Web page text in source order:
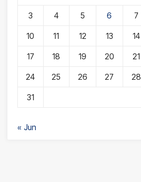
3 4 5 6 7
10 11 12 13 14
17 18 19 20 21
24 25 26 27 28
31
« Jun